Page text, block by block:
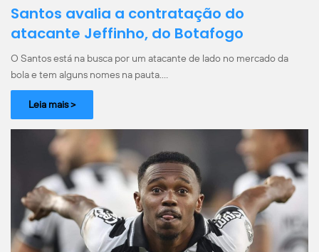
Santos avalia a contratação do
atacante Jeffinho, do Botafogo
O Santos está na busca por um atacante de lado no mercado da
bola e tem alguns nomes na pauta.…
Leia mais >